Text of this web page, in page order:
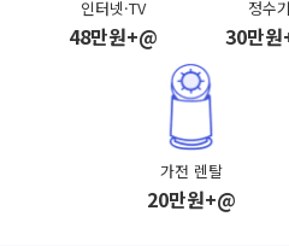
인터넷·TV
48만원+@
정수기
30만원
가전 렌탈
20만원+@